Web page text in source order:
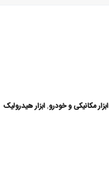
ابزار مکانیکی و خودرو,ابزار هیدرولیک